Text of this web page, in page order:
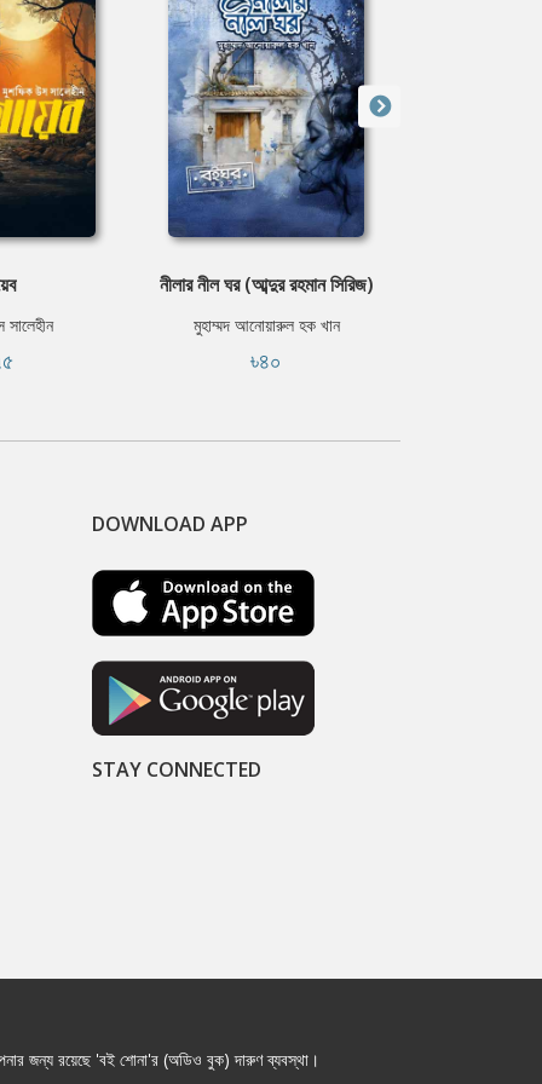
নীলার নীল ঘর (আব্দুর রহমান সিরিজ)
মুহাম্মদ আনোয়ারুল হক খান
৳৪০
DOWNLOAD APP
STAY CONNECTED
জন্য রয়েছে 'বই শোনা'র (অডিও বুক) দারুণ ব্যবস্থা।